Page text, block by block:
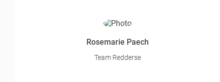
Rosemarie Paech
Team Redderse